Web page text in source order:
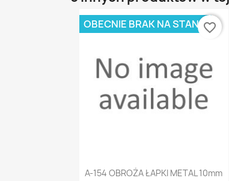
Szybki podgląd
A-154 OBROŻA ŁAPKI METAL 10mm
OBECNIE BRAK NA STANIEfavorite_border